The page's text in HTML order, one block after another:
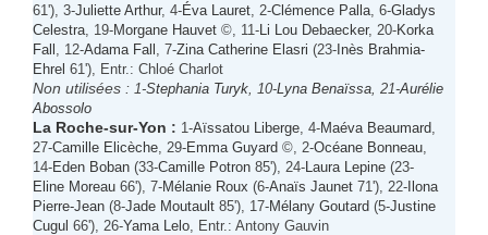
61'), 3-Juliette Arthur, 4-Éva Lauret , 2-Clémence Palla , 6-Gladys
Celestra , 19-Morgane Hauvet ©, 11- Li Lou Debaecker, 20-Korka
Fall
, 12-Adama Fall , 7-Zina Catherine Elasri (23- Inès Brahmia-
Ehrel 61'), Entr.: Chloé Charlot
Non utilisées : 1-Stephania Turyk , 10-Lyna Benaïssa , 21-Aurélie
Abossolo
La Roche-sur-Yon : 1-Aïssatou Liberge , 4-Maéva Beaumard
27-Camille Elicèche , 29-Emma Guyard ©, 2-Océane Bonneau
14-Eden Boban (33-Camille Potron 85'), 24- Laura Lepine (23-
Eline Moreau 66'), 7-Mélanie Roux (6-Anaïs Jaunet 71'), 22- Ilona
Pierre-Jean (8-Jade Moutault 85'), 17-Mélany Goutard (5-Justine
Cugul 66'), 26-Yama Lelo , Entr.: Antony Gauvin